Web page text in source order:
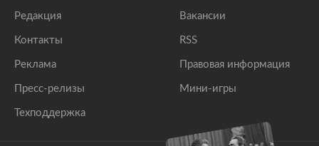
Редакция
Контакты
Реклама
Пресс-релизы
Техподдержка
Вакансии
RSS
Правовая информация
Мини-игры